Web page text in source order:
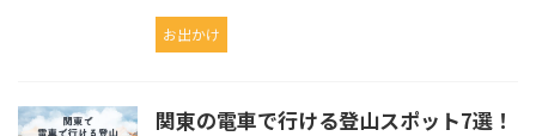
お出かけ
関東の電車で行ける登山スポット7選！